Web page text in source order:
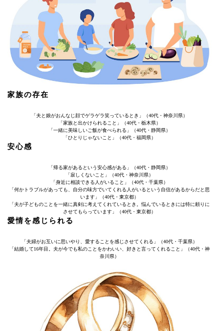
家族の存在
「夫と娘がおんなじ顔でゲラゲラ笑っているとき」（40代・神奈川県）
「家族と出かけられること」（40代・栃木県）
「一緒に美味しいご飯が食べられる」（40代・静岡県）
「ひとりじゃないこと」（40代・福岡県）
安心感
「帰る家があるという安心感がある」（40代・静岡県）
「寂しくないこと」（40代・神奈川県）
「身近に相談できる人がいること」（40代・千葉県）
「何かトラブルがあっても、自分の味方でいてくれる人がいるという自信があるからだと思
います」（40代・東京都）
「夫が子どものことを一緒に真剣に考えてくれているとき。悩んでいるときには特に頼りに
させてもらっています」（40代・東京都）
愛情を感じられる
「夫婦がお互いに思いやり、愛することを感じさせてくれる」（40代・千葉県）
「結婚して16年目。夫が今でも私のことをかわいい、好きと言ってくれること」（40代・神
奈川県）